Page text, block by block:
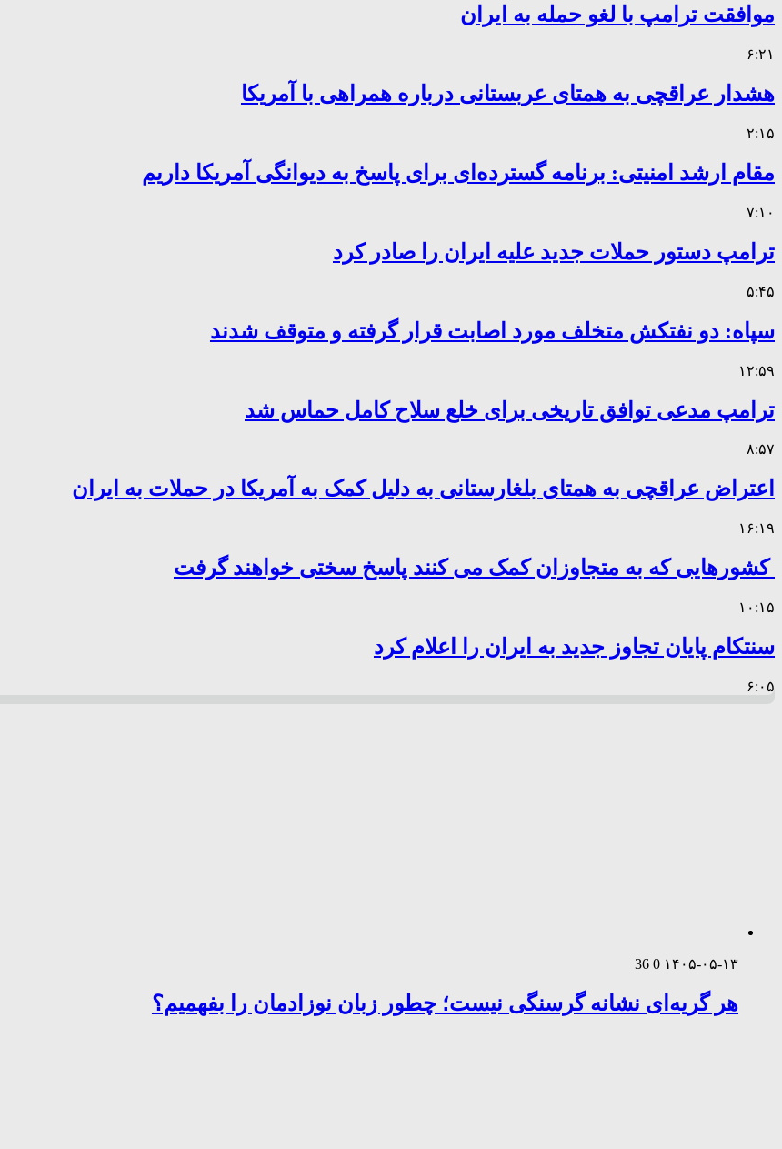
موافقت ترامپ با لغو حمله به ایران
۶:۲۱
هشدار عراقچی به همتای عربستانی درباره همراهی با آمریکا
۲:۱۵
مقام ارشد امنیتی: برنامه گسترده‌ای برای پاسخ به دیوانگی آمریکا داریم
۷:۱۰
ترامپ دستور حملات جدید علیه ایران را صادر کرد
۵:۴۵
سپاه: دو نفتکش متخلف مورد اصابت قرار گرفته و متوقف شدند
۱۲:۵۹
ترامپ مدعی توافق تاریخی برای خلع سلاح کامل حماس شد
۸:۵۷
اعتراض عراقچی به همتای بلغارستانی به دلیل کمک به آمریکا در حملات به ایران
۱۶:۱۹
کشورهایی که به متجاوزان کمک می کنند پاسخ سختی خواهند گرفت
۱۰:۱۵
سنتکام پایان تجاوز جدید به ایران را اعلام کرد
۶:۰۵
۱۴۰۵-۰۵-۱۳ 0
36
هر گریه‌ای نشانه گرسنگی نیست؛ چطور زبان نوزادمان را بفهمیم؟